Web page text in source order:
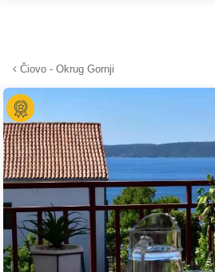
Čiovo - Okrug Gornji